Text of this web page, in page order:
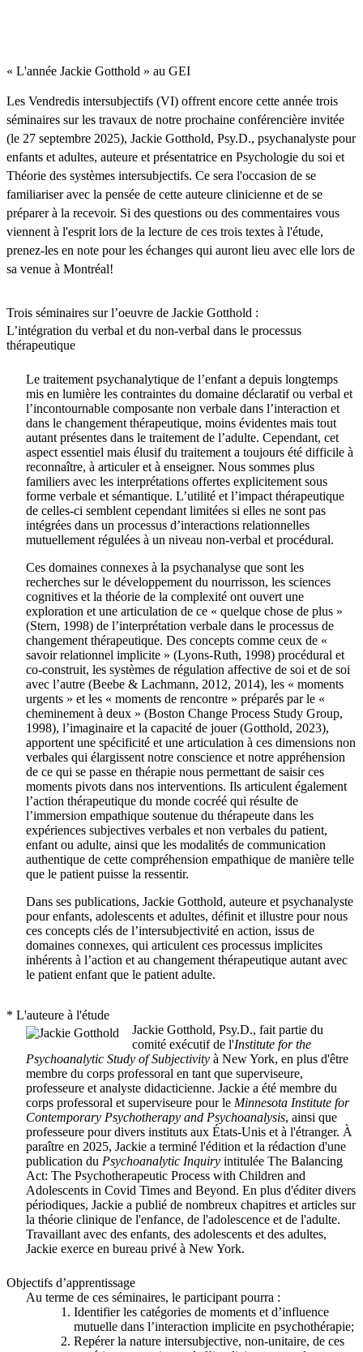
« L'année Jackie Gotthold » au GEI
Les Vendredis intersubjectifs (VI) offrent encore cette année trois
séminaires sur les travaux de notre prochaine conférencière invitée
(le 27 septembre 2025), Jackie Gotthold, Psy.D., psychanalyste pour
enfants et adultes, auteure et présentatrice en Psychologie du soi et
Théorie des systèmes intersubjectifs. Ce sera l'occasion de se
familiariser avec la pensée de cette auteure clinicienne et de se
préparer à la recevoir. Si des questions ou des commentaires vous
viennent à l'esprit lors de la lecture de ces trois textes à l'étude,
prenez-les en note pour les échanges qui auront lieu avec elle lors de
sa venue à Montréal!
Trois séminaires sur l’oeuvre de Jackie Gotthold :
L’intégration du verbal et du non-verbal dans le processus
thérapeutique
Le traitement psychanalytique de l’enfant a depuis longtemps
mis en lumière les contraintes du domaine déclaratif ou verbal et
l’incontournable composante non verbale dans l’interaction et
dans le changement thérapeutique, moins évidentes mais tout
autant présentes dans le traitement de l’adulte. Cependant, cet
aspect essentiel mais élusif du traitement a toujours été difficile à
reconnaître, à articuler et à enseigner. Nous sommes plus
familiers avec les interprétations offertes explicitement sous
forme verbale et sémantique. L’utilité et l’impact thérapeutique
de celles-ci semblent cependant limitées si elles ne sont pas
intégrées dans un processus d’interactions relationnelles
mutuellement régulées à un niveau non-verbal et procédural.
Ces domaines connexes à la psychanalyse que sont les
recherches sur le développement du nourrisson, les sciences
cognitives et la théorie de la complexité ont ouvert une
exploration et une articulation de ce « quelque chose de plus »
(Stern, 1998) de l’interprétation verbale dans le processus de
changement thérapeutique. Des concepts comme ceux de «
savoir relationnel implicite » (Lyons-Ruth, 1998) procédural et
co-construit, les systèmes de régulation affective de soi et de soi
avec l’autre (Beebe & Lachmann, 2012, 2014), les « moments
urgents » et les « moments de rencontre » préparés par le «
cheminement à deux » (Boston Change Process Study Group,
1998), l’imaginaire et la capacité de jouer (Gotthold, 2023),
apportent une spécificité et une articulation à ces dimensions non
verbales qui élargissent notre conscience et notre appréhension
de ce qui se passe en thérapie nous permettant de saisir ces
moments pivots dans nos interventions. Ils articulent également
l’action thérapeutique du monde cocréé qui résulte de
l’immersion empathique soutenue du thérapeute dans les
expériences subjectives verbales et non verbales du patient,
enfant ou adulte, ainsi que les modalités de communication
authentique de cette compréhension empathique de manière telle
que le patient puisse la ressentir.
Dans ses publications, Jackie Gotthold, auteure et psychanalyste
pour enfants, adolescents et adultes, définit et illustre pour nous
ces concepts clés de l’intersubjectivité en action, issus de
domaines connexes, qui articulent ces processus implicites
inhérents à l’action et au changement thérapeutique autant avec
le patient enfant que le patient adulte.
* L'auteure à l'étude
Jackie Gotthold, Psy.D., fait partie du
comité exécutif de l'Institute for the
Psychoanalytic Study of Subjectivity à New York, en plus d'être
membre du corps professoral en tant que superviseure,
professeure et analyste didacticienne. Jackie a été membre du
corps professoral et superviseure pour le Minnesota Institute for
Contemporary Psychotherapy and Psychoanalysis, ainsi que
professeure pour divers instituts aux États-Unis et à l'étranger. À
paraître en 2025, Jackie a terminé l'édition et la rédaction d'une
publication du Psychoanalytic Inquiry intitulée The Balancing
Act: The Psychotherapeutic Process with Children and
Adolescents in Covid Times and Beyond. En plus d'éditer divers
périodiques, Jackie a publié de nombreux chapitres et articles sur
la théorie clinique de l'enfance, de l'adolescence et de l'adulte.
Travaillant avec des enfants, des adolescents et des adultes,
Jackie exerce en bureau privé à New York.
Objectifs d’apprentissage
Au terme de ces séminaires, le participant pourra :
Identifier les catégories de moments et d’influence
mutuelle dans l’interaction implicite en psychothérapie;
Repérer la nature intersubjective, non-unitaire, de ces